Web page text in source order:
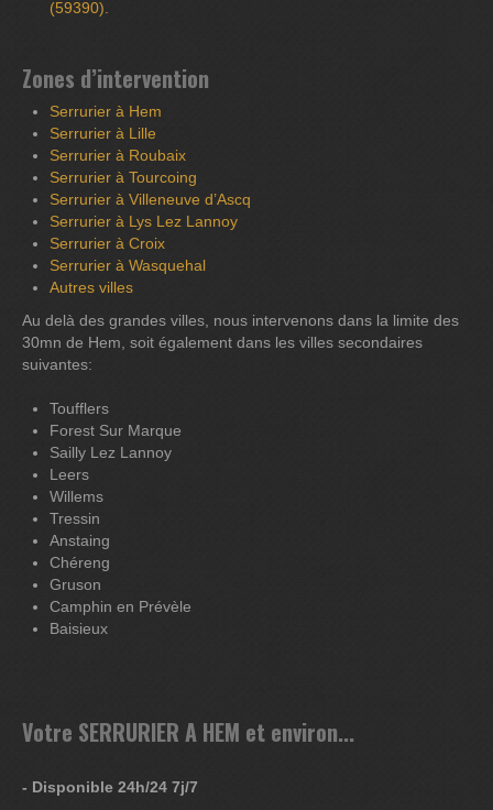
(59390).
Zones d’intervention
Serrurier à Hem
Serrurier à Lille
Serrurier à Roubaix
Serrurier à Tourcoing
Serrurier à Villeneuve d’Ascq
Serrurier à Lys Lez Lannoy
Serrurier à Croix
Serrurier à Wasquehal
Autres villes
Au delà des grandes villes, nous intervenons dans la limite des
30mn de Hem, soit également dans les villes secondaires
suivantes:
Toufflers
Forest Sur Marque
Sailly Lez Lannoy
Leers
Willems
Tressin
Anstaing
Chéreng
Gruson
Camphin en Prévèle
Baisieux
Votre SERRURIER A HEM et environ...
- Disponible 24h/24 7j/7